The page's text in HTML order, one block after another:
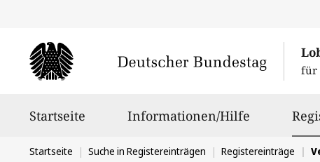
für
Startseite Informationen/Hilfe
Sie
Startseite Suche in Registereinträgen Registereinträge